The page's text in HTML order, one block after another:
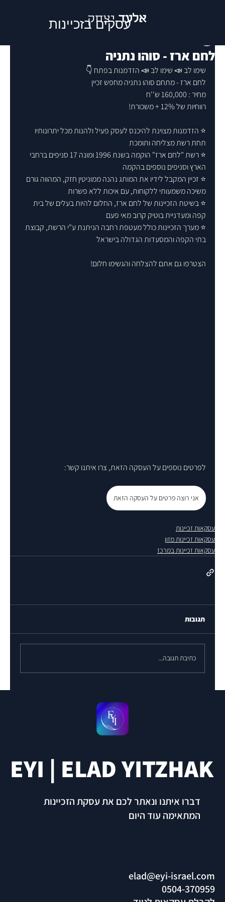
אלעדיצחק
עסקים בזכיינות
לחם ארז - סוהו נתניה
שימו לב 📣 שימו לב 📣 הזדמנות בפתח 👇
לחם ארז - מתחם סוהו נתניה מחפש זכיין
מחיר : 160,000 ש''ח
רווחיות של 12% + משכורת!
⭐ הזדמנות מצוינת להיכנס לעסק פעיל ולהנות מכל יתרונותיו
תחת רשת מצליחה ותומכת
⭐ רשת "לחם ארז" הוקמה בשנת 1996 ומונה 17 סניפים ברחבי
הארץ וסניפים נוספים בהקמה
⭐ זכיין המקבל לידיו את המותג נהנה ממוניטין חזק, המהווה גורם
משיכה משמעותי ללקוחות, עם איכות ללא פשרות
⭐ בשיטת הזכיינות של לחם ארז, החלום להיות בעלים של בית
קפה ומעדניית בוטיק קרוב מאי פעם
⭐ מערך הזכיינות כולל מעטפת רחבה הניתנת ע"י הרשת, קבוצת
בתי הקפה והמסעדות הגדולה בישראל
הצטרפו גם אתם להצלחה והגשימו חלום!
לפרטים נוספים על העסקה הזאת, צרו איתנו קשר:
אני רוצה פרטים על העסקה הזאת
עסקאות זכיינות
עסקאות זכיינות מזון
עסקאות זכיינות במרכז
תגובות
כתיבת תגובה...
דברו איתנו ונאתר לכם את עסקת הזכיינות
המתאימה עוד היום
EYI | ELAD YITZHAK
elad@eyi-israel.com
0504-370959